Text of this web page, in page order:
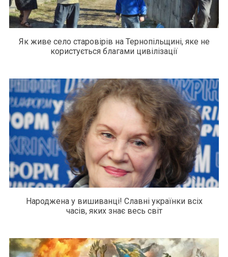
Як живе село старовірів на Тернопільщині, яке не
користується благами цивілізації
Народжена у вишиванці! Славні українки всіх
часів, яких знає весь світ